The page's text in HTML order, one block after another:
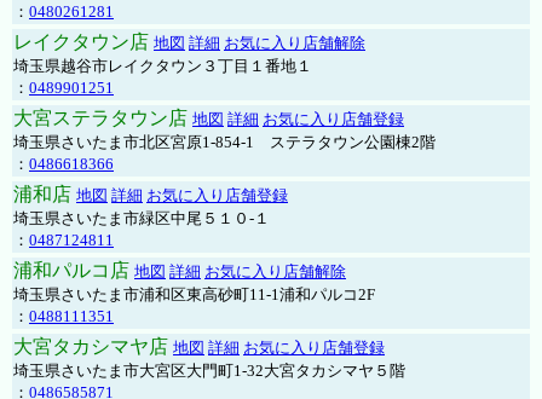
： 0480261281
レイクタウン店 地図 詳細 お気に入り店舗解除
埼玉県越谷市レイクタウン３丁目１番地１
： 0489901251
大宮ステラタウン店 地図 詳細 お気に入り店舗登録
埼玉県さいたま市北区宮原1-854-1 ステラタウン公園棟2階
： 0486618366
浦和店 地図 詳細 お気に入り店舗登録
埼玉県さいたま市緑区中尾５１０-１
： 0487124811
浦和パルコ店 地図 詳細 お気に入り店舗解除
埼玉県さいたま市浦和区東高砂町11-1浦和パルコ2F
： 0488111351
大宮タカシマヤ店 地図 詳細 お気に入り店舗登録
埼玉県さいたま市大宮区大門町1-32大宮タカシマヤ５階
： 0486585871